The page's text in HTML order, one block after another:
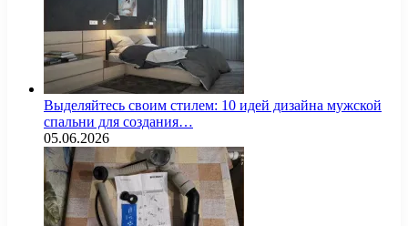
Выделяйтесь своим стилем: 10 идей дизайна мужской
спальни для создания…
05.06.2026